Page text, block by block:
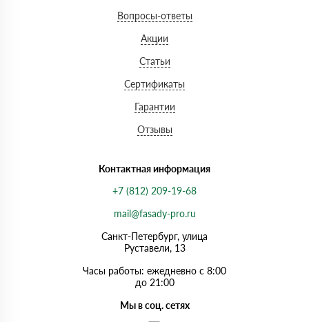
Вопросы-ответы
Акции
Статьи
Сертификаты
Гарантии
Отзывы
Контактная информация
+7 (812) 209-19-68
mail@fasady-pro.ru
Санкт-Петербург, улица
Руставели, 13
Часы работы: ежедневно с 8:00
до 21:00
Мы в соц. сетях